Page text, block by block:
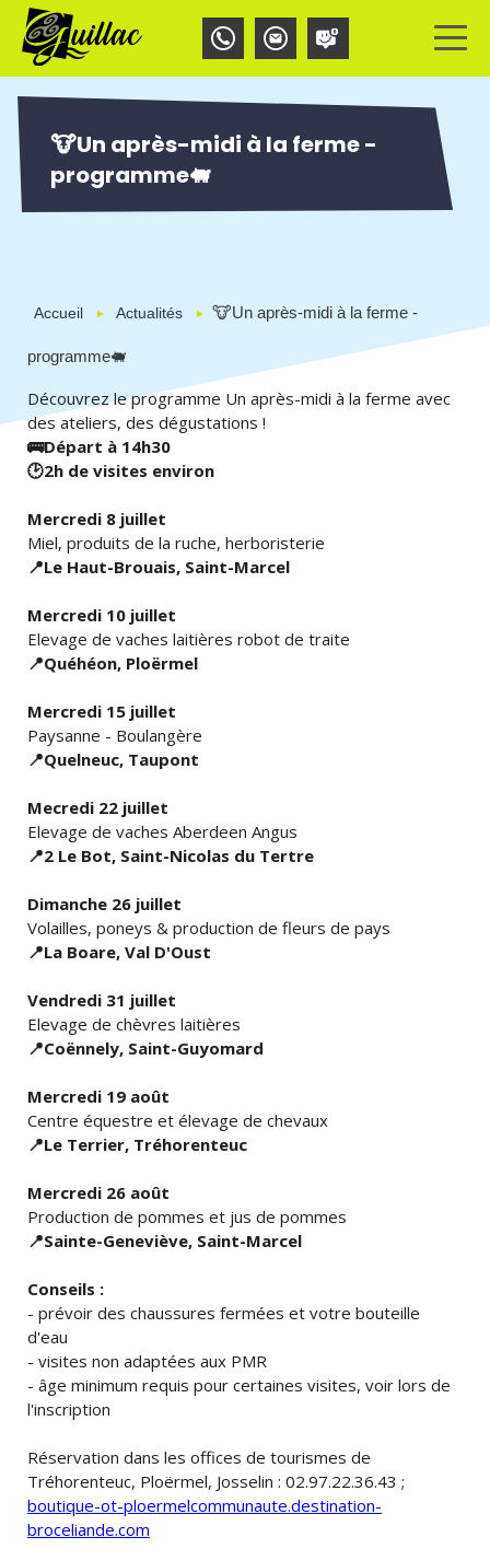
Aller
contenu
principal
🐮 Un après-midi à la ferme -
programme 🐖
Accueil Actualités 🐮 Un après-midi à la ferme -
programme 🐖
Découvrez le programme Un après-midi à la ferme avec
des ateliers, des dégustations !
🚌Départ à 14h30
🕑️2h de visites environ
Mercredi 8 juillet
Miel, produits de la ruche, herboristerie
📍Le Haut-Brouais, Saint-Marcel
Mercredi 10 juillet
Elevage de vaches laitières robot de traite
📍Quéhéon, Ploërmel
Mercredi 15 juillet
Paysanne - Boulangère
📍Quelneuc, Taupont
Mecredi 22 juillet
Elevage de vaches Aberdeen Angus
📍2 Le Bot, Saint-Nicolas du Tertre
Dimanche 26 juillet
Volailles, poneys & production de fleurs de pays
📍La Boare, Val D'Oust
Vendredi 31 juillet
Elevage de chèvres laitières
📍Coënnely, Saint-Guyomard
Mercredi 19 août
Centre équestre et élevage de chevaux
📍Le Terrier, Tréhorenteuc
Mercredi 26 août
Production de pommes et jus de pommes
📍Sainte-Geneviève, Saint-Marcel
Conseils :
- prévoir des chaussures fermées et votre bouteille
d'eau
- visites non adaptées aux PMR
- âge minimum requis pour certaines visites, voir lors de
l'inscription
Réservation dans les offices de tourismes de
Tréhorenteuc, Ploërmel, Josselin : 02.97.22.36.43 ;
boutique-ot-ploermelcommunaute.destination-
broceliande.com
Panneau de gestion des cookies